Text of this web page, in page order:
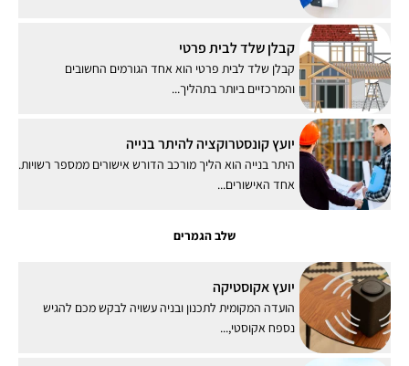
קבלן שלד לבית פרטי
קבלן שלד לבית פרטי הוא אחד הגורמים החשובים
והמרכזיים ביותר בתהליך...
יועץ קונסטרוקציה להיתר בנייה
היתר בנייה הוא הליך מורכב הדורש אישורים ממספר רשויות.
אחד האישורים...
שלב הגמרים
יועץ אקוסטיקה
הועדה המקומית לתכנון ובניה עשויה לבקש מכם להגיש
נספח אקוסטי,...